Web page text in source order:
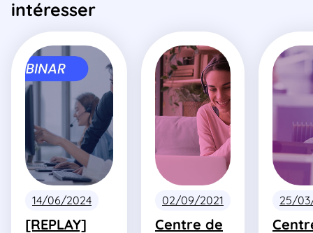
intéresser
14/06/2024
[REPLAY]
02/09/2021
Centre de
25/